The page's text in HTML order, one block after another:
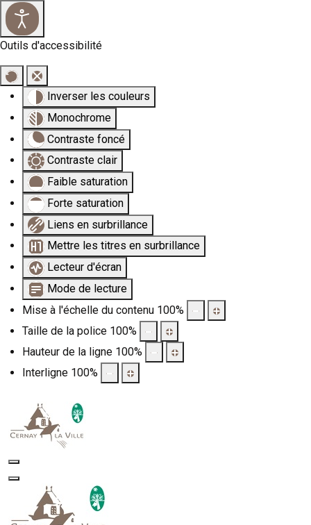
Outils d'accessibilité
Inverser les couleurs
Monochrome
Contraste foncé
Contraste clair
Faible saturation
Forte saturation
Liens en surbrillance
Mettre les titres en surbrillance
Lecteur d'écran
Mode de lecture
Mise à l'échelle du contenu 100%
Taille de la police 100%
Hauteur de la ligne 100%
Interligne 100%